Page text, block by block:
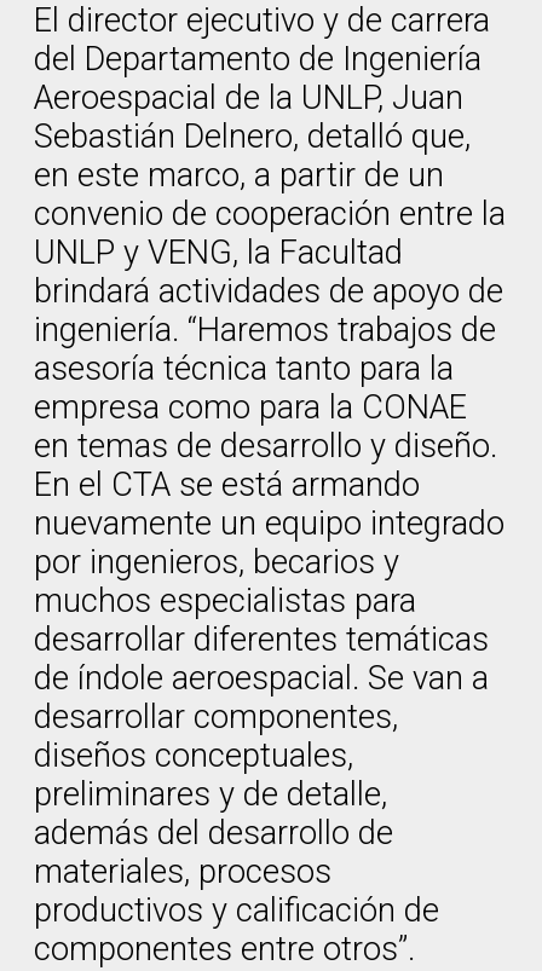
El director ejecutivo y de carrera
del Departamento de Ingeniería
Aeroespacial de la UNLP, Juan
Sebastián Delnero, detalló que,
en este marco, a partir de un
convenio de cooperación entre la
UNLP y VENG, la Facultad
brindará actividades de apoyo de
ingeniería. “Haremos trabajos de
asesoría técnica tanto para la
empresa como para la CONAE
en temas de desarrollo y diseño.
En el CTA se está armando
nuevamente un equipo integrado
por ingenieros, becarios y
muchos especialistas para
desarrollar diferentes temáticas
de índole aeroespacial. Se van a
desarrollar componentes,
diseños conceptuales,
preliminares y de detalle,
además del desarrollo de
materiales, procesos
productivos y calificación de
componentes entre otros”.